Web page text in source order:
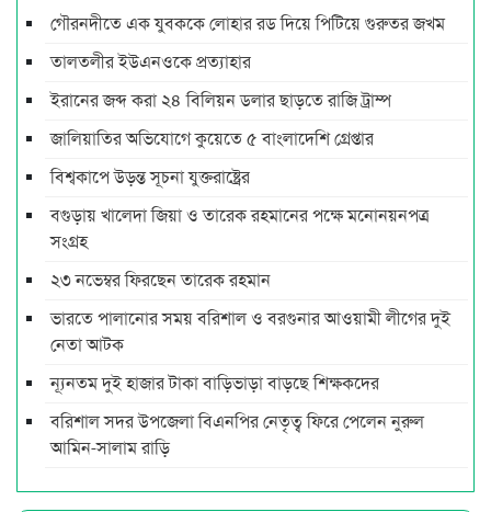
গৌরনদীতে এক যুবককে লোহার রড দিয়ে পিটিয়ে গুরুতর জখম
তালতলীর ইউএনওকে প্রত্যাহার
ইরানের জব্দ করা ২৪ বিলিয়ন ডলার ছাড়তে রাজি ট্রাম্প
জালিয়াতির অভিযোগে কুয়েতে ৫ বাংলাদেশি গ্রেপ্তার
বিশ্বকাপে উড়ন্ত সূচনা যুক্তরাষ্ট্রের
বগুড়ায় খালেদা জিয়া ও তারেক রহমানের পক্ষে মনোনয়নপত্র
সংগ্রহ
২৩ নভেম্বর ফিরছেন তারেক রহমান
ভারতে পালানোর সময় ব‌রিশাল ও বরগুনার আওয়ামী লীগের দুই
নেতা আটক
ন্যূনতম দুই হাজার টাকা বাড়িভাড়া বাড়ছে শিক্ষকদের
বরিশাল সদর উপজেলা বিএনপির নেতৃত্ব ফিরে পেলেন নুরুল
আমিন-সালাম রাড়ি